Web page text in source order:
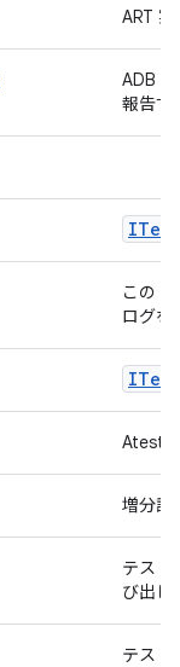
ART
ADB
報告す
ITest
この
ログを
ITest
Atest
増分設
テスト
び出し
テスト